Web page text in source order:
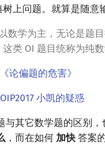
上问题。就算是随意
数学为主，无论是题
类 OI 题目统称为纯数
论偏题的危害》
小凯的疑惑
与其它数学题的区别
，而在如何 加快 答案